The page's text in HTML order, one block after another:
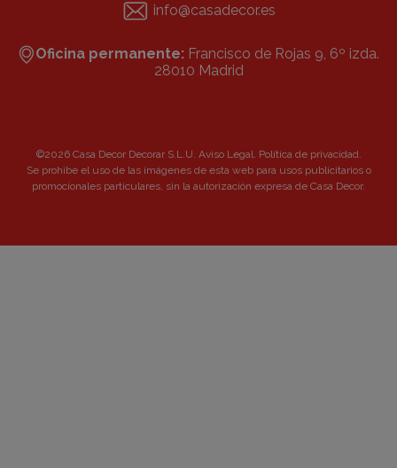
info@casadecor.es
Oficina permanente: Francisco de Rojas 9, 6º izda.
28010 Madrid
©2026 Casa Decor Decorar S.L.U. Aviso Legal. Política de privacidad.
Se prohibe el uso de las imágenes de esta web para usos publicitarios o
promocionales particulares, sin la autorización expresa de Casa Decor.